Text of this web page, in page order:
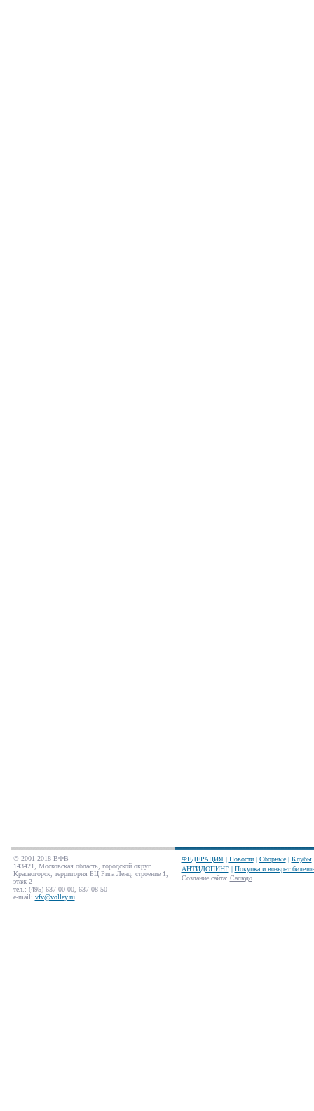
© 2001-2018 ВФВ
143421, Московская область, городской округ
Красногорск, территория БЦ Рига Ленд, строение 1,
этаж 2
тел.: (495) 637-00-00, 637-08-50
e-mail: vfv@volley.ru
ФЕДЕРАЦИЯ| Новости| Сборные| Клубы
АНТИДОПИНГ| Покупка и возврат
Создание сайта: Салюдо